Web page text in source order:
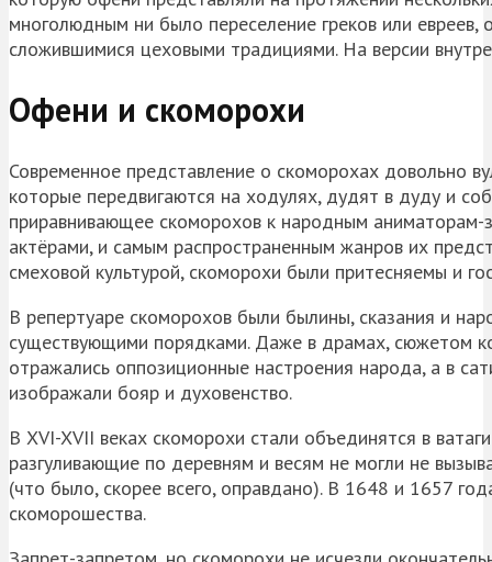
многолюдным ни было переселение греков или
сложившимися цеховыми традициями. На версии
Офени и скоморохи
Современное представление о скоморохах довольно
которые передвигаются на ходулях, дудят в дуду и
приравнивающее скоморохов к народным
актёрами, и самым распространенным жанров их
смеховой культурой, скоморохи были притесняемы и
В репертуаре скоморохов были былины, сказания и
существующими порядками. Даже в драмах, сюжетом
отражались оппозиционные настроения народа, а в
изображали бояр и духовенство.
В XVI-XVII веках скоморохи стали объединятся в
разгуливающие по деревням и весям не могли не
(что было, скорее всего, оправдано). В 1648 и 1657
скоморошества.